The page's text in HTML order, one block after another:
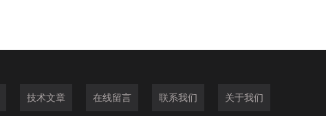
技术文章 在线留言 联系我们 关于我们